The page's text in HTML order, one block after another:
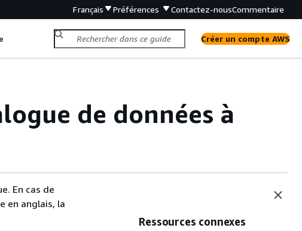
Français Préférences Contactez-nousCommentaire
Créer un compte AWS
de données à
En cas de
en anglais, la
Ressources connexes